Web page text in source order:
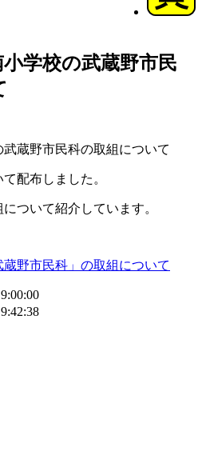
学校の武蔵野市民
蔵野市民科の取組について
配布しました。
ついて紹介しています。
野市民科」の取組について